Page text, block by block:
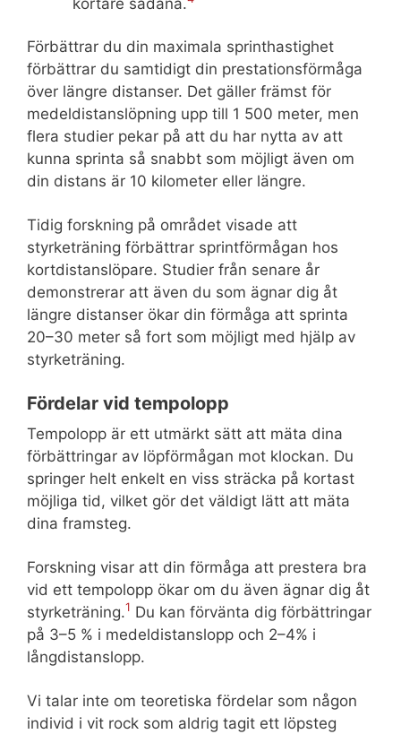
Förbättrar du din maximala sprinthastighet
förbättrar du samtidigt din prestationsförmåga
över längre distanser. Det gäller främst för
medeldistanslöpning upp till 1 500 meter, men
flera studier pekar på att du har nytta av att
kunna sprinta så snabbt som möjligt även om
din distans är 10 kilometer eller längre.
Tidig forskning på området visade att
styrketräning förbättrar sprintförmågan hos
kortdistanslöpare. Studier från senare år
demonstrerar att även du som ägnar dig åt
längre distanser ökar din förmåga att sprinta
20–30 meter så fort som möjligt med hjälp av
styrketräning.
Fördelar vid tempolopp
Tempolopp är ett utmärkt sätt att mäta dina
förbättringar av löpförmågan mot klockan. Du
springer helt enkelt en viss sträcka på kortast
möjliga tid, vilket gör det väldigt lätt att mäta
dina framsteg.
Forskning visar att din förmåga att prestera bra
vid ett tempolopp ökar om du även ägnar dig åt
styrketräning.1 Du kan förvänta dig förbättringar
på 3–5 % i medeldistanslopp och 2–4% i
långdistanslopp.
Vi talar inte om teoretiska fördelar som någon
individ i vit rock som aldrig tagit ett löpsteg